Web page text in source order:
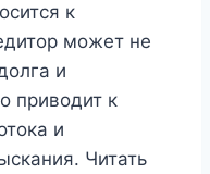
к
может не
и
приводит к
и
Читать